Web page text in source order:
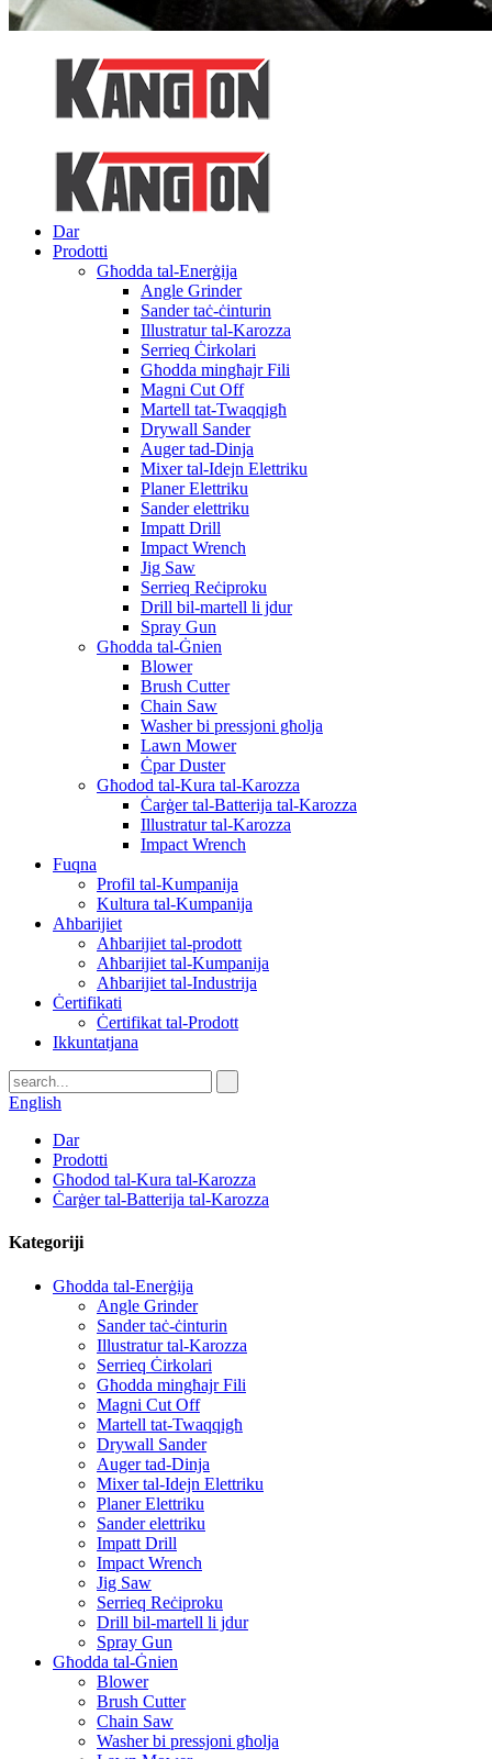
Dar
Prodotti
Għodda tal-Enerġija
Angle Grinder
Sander taċ-ċinturin
Illustratur tal-Karozza
Serrieq Ċirkolari
Għodda mingħajr Fili
Magni Cut Off
Martell tat-Twaqqigħ
Drywall Sander
Auger tad-Dinja
Mixer tal-Idejn Elettriku
Planer Elettriku
Sander elettriku
Impatt Drill
Impact Wrench
Jig Saw
Serrieq Reċiproku
Drill bil-martell li jdur
Spray Gun
Għodda tal-Ġnien
Blower
Brush Cutter
Chain Saw
Washer bi pressjoni għolja
Lawn Mower
Ċpar Duster
Għodod tal-Kura tal-Karozza
Ċarġer tal-Batterija tal-Karozza
Illustratur tal-Karozza
Impact Wrench
Fuqna
Profil tal-Kumpanija
Kultura tal-Kumpanija
Aħbarijiet
Aħbarijiet tal-prodott
Aħbarijiet tal-Kumpanija
Aħbarijiet tal-Industrija
Ċertifikati
Ċertifikat tal-Prodott
Ikkuntatjana
English
Dar
Prodotti
Għodod tal-Kura tal-Karozza
Ċarġer tal-Batterija tal-Karozza
Kategoriji
Għodda tal-Enerġija
Angle Grinder
Sander taċ-ċinturin
Illustratur tal-Karozza
Serrieq Ċirkolari
Għodda mingħajr Fili
Magni Cut Off
Martell tat-Twaqqigħ
Drywall Sander
Auger tad-Dinja
Mixer tal-Idejn Elettriku
Planer Elettriku
Sander elettriku
Impatt Drill
Impact Wrench
Jig Saw
Serrieq Reċiproku
Drill bil-martell li jdur
Spray Gun
Għodda tal-Ġnien
Blower
Brush Cutter
Chain Saw
Washer bi pressjoni għolja